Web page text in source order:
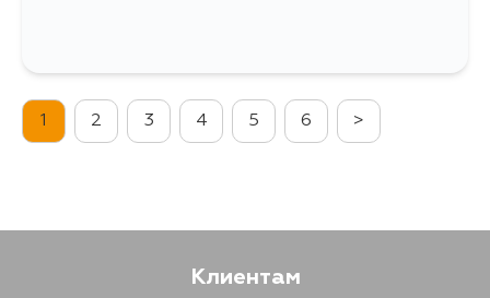
1 2 3 4 5 6 >
Клиентам